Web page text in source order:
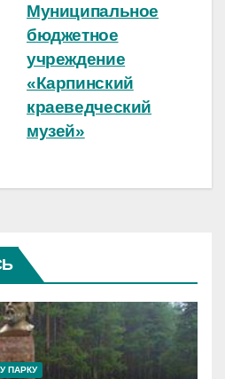
Муниципальное
бюджетное
учреждение
«Карпинский
краеведческий
музей»
ПАРКУ